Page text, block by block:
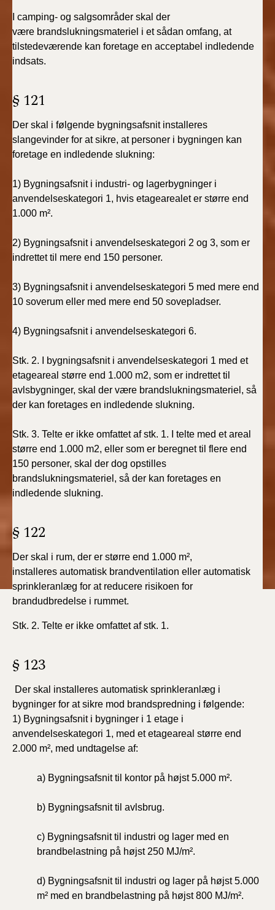
I camping- og salgsområder skal der
være brandslukningsmateriel i et sådan omfang, at
tilstedeværende kan foretage en acceptabel indledende
indsats.
§ 121
Der skal i følgende bygningsafsnit installeres
slangevinder for at sikre, at personer i bygningen kan
foretage en indledende slukning:
1) Bygningsafsnit i industri- og lagerbygninger i
anvendelseskategori 1, hvis etagearealet er større end
1.000 m².
2) Bygningsafsnit i anvendelseskategori 2 og 3, som er
indrettet til mere end 150 personer.
3) Bygningsafsnit i anvendelseskategori 5 med mere end
10 soverum eller med mere end 50 sovepladser.
4) Bygningsafsnit i anvendelseskategori 6.
Stk. 2. I bygningsafsnit i anvendelseskategori 1 med et
etageareal større end 1.000 m2, som er indrettet til
avlsbygninger, skal der være brandslukningsmateriel, så
der kan foretages en indledende slukning.
Stk. 3. Telte er ikke omfattet af stk. 1. I telte med et areal
større end 1.000 m2, eller som er beregnet til flere end
150 personer, skal der dog opstilles
brandslukningsmateriel, så der kan foretages en
indledende slukning.
§ 122
Der skal i rum, der er større end 1.000 m²,
installeres automatisk brandventilation eller automatisk
sprinkleranlæg for at reducere risikoen for
brandudbredelse i rummet.
Stk. 2. Telte er ikke omfattet af stk. 1.
§ 123
Der skal installeres automatisk sprinkleranlæg i
bygninger for at sikre mod brandspredning i følgende:
1) Bygningsafsnit i bygninger i 1 etage i
anvendelseskategori 1, med et etageareal større end
2.000 m², med undtagelse af:
a) Bygningsafsnit til kontor på højst 5.000 m².
b) Bygningsafsnit til avlsbrug.
c) Bygningsafsnit til industri og lager med en
brandbelastning på højst 250 MJ/m².
d) Bygningsafsnit til industri og lager på højst 5.000
m² med en brandbelastning på højst 800 MJ/m².